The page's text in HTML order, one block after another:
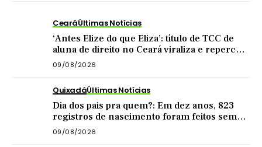
CearáÚltimas Notícias
‘Antes Elize do que Eliza’: título de TCC de
aluna de direito no Ceará viraliza e repercute
nas redes
09/08/2026
QuixadáÚltimas Notícias
Dia dos pais pra quem?: Em dez anos, 823
registros de nascimento foram feitos sem
nome do pai em Quixadá
09/08/2026